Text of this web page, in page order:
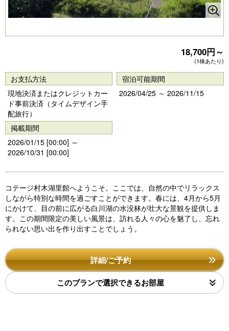
18,700円～
(1棟あたり)
お支払方法
現地決済またはクレジットカー
ド事前決済（タイムデザイン手
配旅行）
宿泊可能期間
2026/04/25 ～ 2026/11/15
掲載期間
2026/01/15 [00:00] ～
2026/10/31 [00:00]
コテージ村木湖里館へようこそ。ここでは、自然の中でリラックス
しながら特別な時間を過ごすことができます。春には、4月から5月
にかけて、目の前に広がる白川湖の水没林が壮大な景観を提供しま
す。この期間限定の美しい風景は、訪れる人々の心を魅了し、忘れ
られない思い出を作り出すことでしょう。
詳細/ご予約
このプランで選択できるお部屋